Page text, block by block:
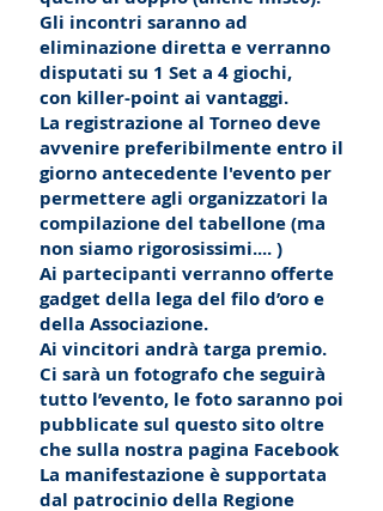
Gli incontri saranno ad
eliminazione diretta e verranno
disputati su 1 Set a 4 giochi,
con killer-point ai vantaggi.
La registrazione al Torneo deve
avvenire preferibilmente entro il
giorno antecedente l'evento per
permettere agli organizzatori la
compilazione del tabellone (ma
non siamo rigorosissimi.... )
Ai partecipanti verranno offerte
gadget della lega del filo d’oro e
della Associazione.
Ai vincitori andrà targa premio.
Ci sarà un fotografo che seguirà
tutto l’evento, le foto saranno poi
pubblicate sul questo sito oltre
che sulla nostra pagina Facebook
La manifestazione è supportata
dal patrocinio della Regione